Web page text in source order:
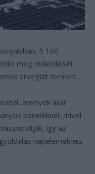
5 100
meg működését,
energiát termelt.
amelyek akár
paneleknél, mivel
így az
napelemekhez